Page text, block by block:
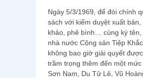
Ngày 5/3/1969, để đòi chính
sách với kiểm duyệt xuất
khảo, phê bình… cùng ký tên,
nhà nước Cộng sản Tiệp
không bao giờ giải quyết
trầm trọng thêm đến một
Sơn Nam, Du Tử Lê, Vũ